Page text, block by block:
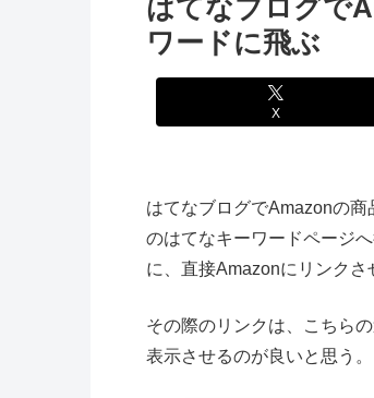
はてなブログで
ワードに飛ぶ
X
はてなブログでAmazonの
のはてなキーワードページ
に、直接Amazonにリンクさ
その際のリンクは、こちら
表示させるのが良いと思う。